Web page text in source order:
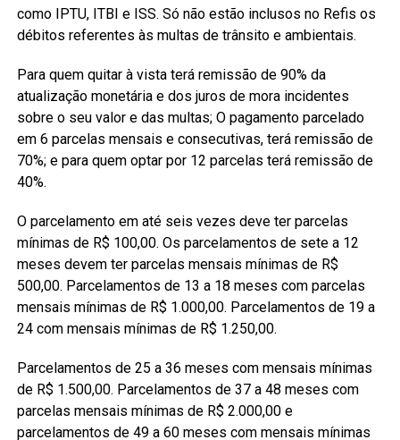
como IPTU, ITBI e ISS. Só não estão inclusos no Refis os
débitos referentes às multas de trânsito e ambientais.
Para quem quitar à vista terá remissão de 90% da
atualização monetária e dos juros de mora incidentes
sobre o seu valor e das multas; O pagamento parcelado
em 6 parcelas mensais e consecutivas, terá remissão de
70%; e para quem optar por 12 parcelas terá remissão de
40%.
O parcelamento em até seis vezes deve ter parcelas
mínimas de R$ 100,00. Os parcelamentos de sete a 12
meses devem ter parcelas mensais mínimas de R$
500,00. Parcelamentos de 13 a 18 meses com parcelas
mensais mínimas de R$ 1.000,00. Parcelamentos de 19 a
24 com mensais mínimas de R$ 1.250,00.
Parcelamentos de 25 a 36 meses com mensais mínimas
de R$ 1.500,00. Parcelamentos de 37 a 48 meses com
parcelas mensais mínimas de R$ 2.000,00 e
parcelamentos de 49 a 60 meses com mensais mínimas